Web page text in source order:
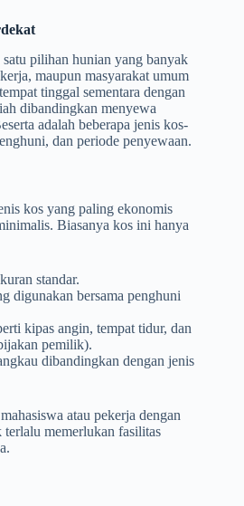
pilihan hunian yang banyak
maupun masyarakat umum
tinggal sementara dengan
dibandingkan menyewa
adalah beberapa jenis kos-
dan periode penyewaan.
kos yang paling ekonomis
Biasanya kos ini hanya
standar.
digunakan bersama penghuni
kipas angin, tempat tidur, dan
pemilik).
dibandingkan dengan jenis
atau pekerja dengan
terlalu memerlukan fasilitas